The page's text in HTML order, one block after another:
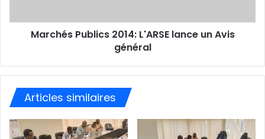
Marchés Publics 2014: L'ARSE lance un Avis
général
Articles similaires